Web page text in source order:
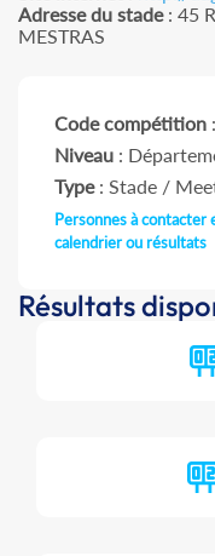
Adresse du stade: 45
MESTRAS
Code compétition
Niveau :
Type: Stade /
Personnes à contacter
calendrier ou résultats
Résultats